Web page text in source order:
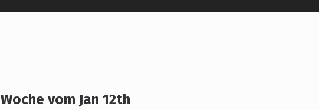
Woche vom Jan 12th